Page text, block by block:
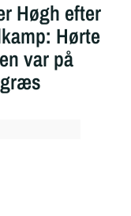
Høgh efter
Hørte
var på